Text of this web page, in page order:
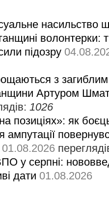
насильство
волонтерки:
підозру
з загиблим
Артуром
1026
позиціях»: як
ампутації
01.08.2026
у серпні:
дати 01.08.2026